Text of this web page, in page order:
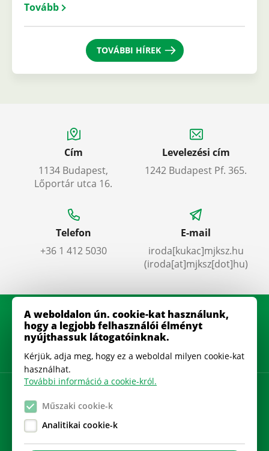
Tovább
TOVÁBBI HÍREK
Cím
1134 Budapest,
Lőportár utca 16.
Levelezési cím
1242 Budapest Pf. 365.
Telefon
+36 1 412 5030
E-mail
iroda[kukac]mjksz.hu
(iroda[at]mjksz[dot]hu)
Gyakran Ismételt Kérdések
Cookie beállítások
A weboldalon ún. cookie-kat használunk,
hogy a legjobb felhasználói élményt
nyújthassuk látogatóinknak.
Kérjük, adja meg, hogy ez a weboldal milyen cookie-kat
használhat.
További információ a cookie-król.
Műszaki cookie-k
Analitikai cookie-k